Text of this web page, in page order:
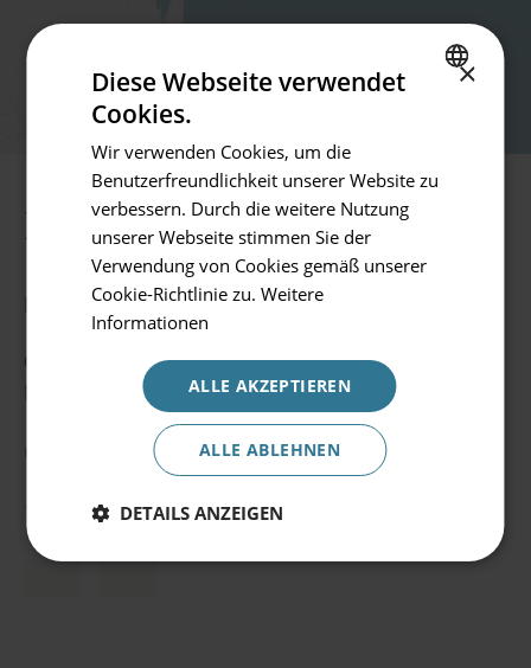
Hotel oder Ziel
Hotels und Ziele
Einschecken/ Ausschecken
09.08.2026 - 10.08.2026
Belegung
2 Personen
Aktionscode
Buchen
Prinsotel Mas Pas
Prinsotel Mal Pas
Camí Vell de la Victòria, 07400 Alcúdia, Illes
malpas@prinsotel.es
+34 971 892 238
×
Diese Webseite verwendet
Cookies.
Wir verwenden Cookies, um die
Benutzerfreundlichkeit unserer Website zu
verbessern. Durch die weitere Nutzung
unserer Webseite stimmen Sie der
Verwendung von Cookies gemäß unserer
Cookie-Richtlinie zu. Weitere
Informationen
ALLE AKZEPTIEREN
ALLE ABLEHNEN
DETAILS ANZEIGEN